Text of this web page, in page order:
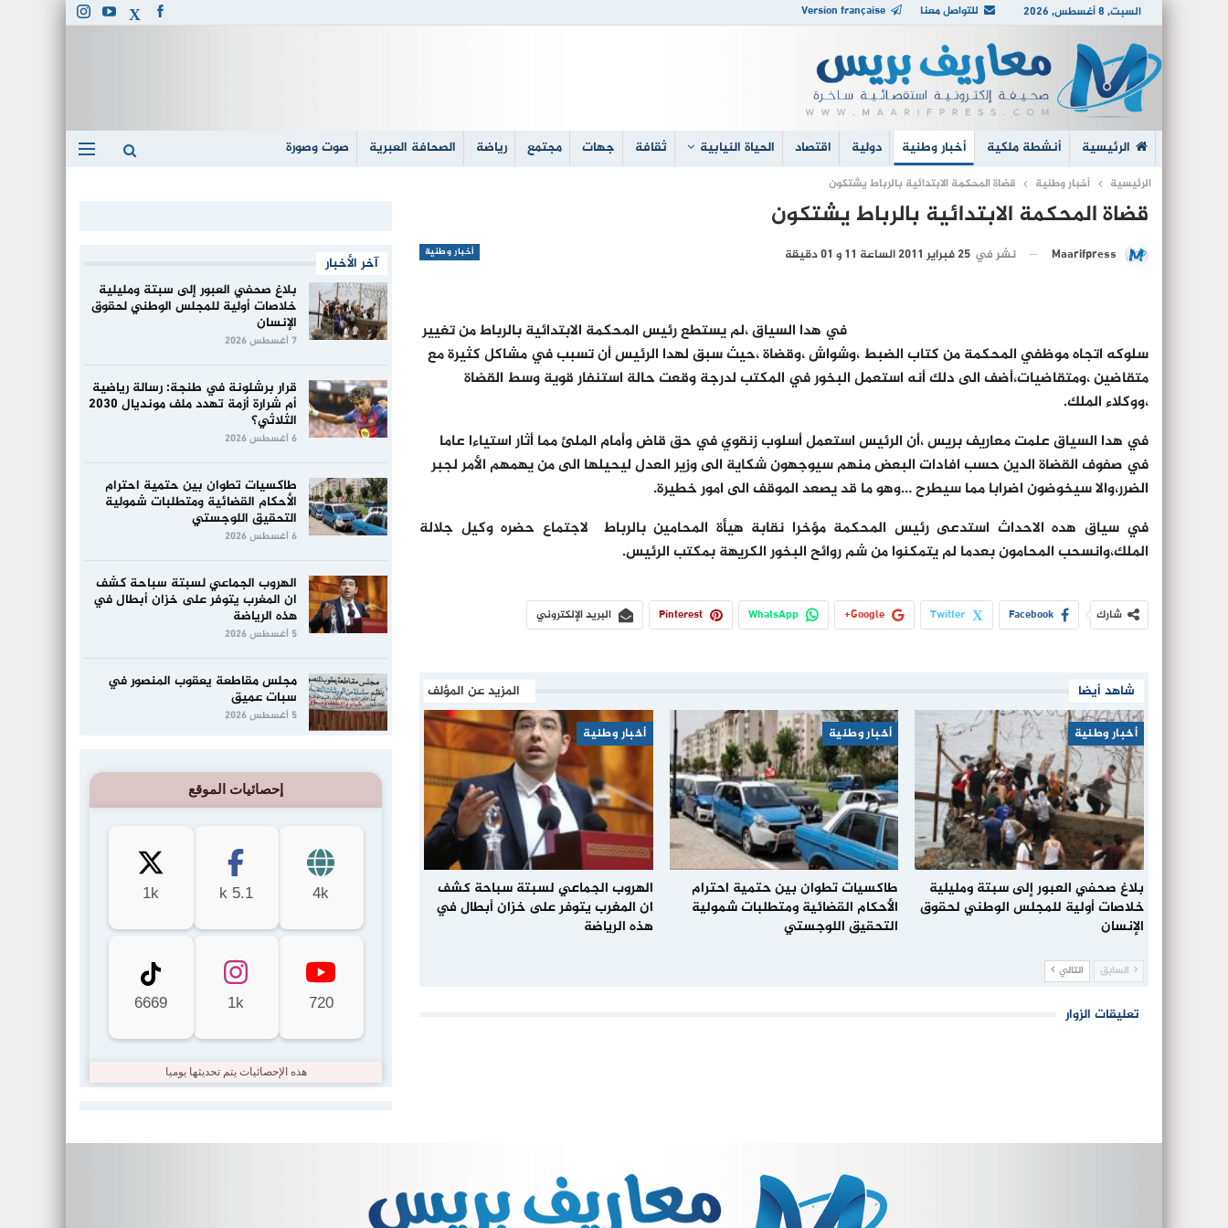
السبت, 8 أغسطس, 2026 للتواصل معنا Version française
الرئيسية أنشطة ملكية أخبار وطنية دولية اقتصاد الحياة النيابية ثقافة جهات مجتمع رياضة الصحافة العبرية صوت وصورة
الرئيسية أخبار وطنية قضاة المحكمة الابتدائية بالرباط يشتكون
قضاة المحكمة الابتدائية بالرباط يشتكون
أخبار وطنية Maarifpress نشر في 25 فبراير 2011 الساعة 11 و 01 دقيقة
في هدا السياق ،لم يستطع رئيس المحكمة الابتدائية بالرباط من تغيير
سلوكه اتجاه موظفي المحكمة من كتاب الضبط ،وشواش ،وقضاة ،حيث سبق لهدا الرئيس أن تسبب في مشاكل كثيرة مع
متقاضين ،ومتقاضيات،أضف الى دلك أنه استعمل البخور في المكتب لدرجة وقعت حالة استنفار قوية وسط القضاة
،ووكلاء الملك.
في هدا السياق علمت معاريف بريس ،أن الرئيس استعمل أسلوب زنقوي في حق قاض وأمام الملئ مما أثار استياءا عاما
في صفوف القضاة الدين حسب افادات البعض منهم سيوجهون شكاية الى وزير العدل ليحيلها الى من يهمهم الأمر لجبر
الضرر،والا سيخوضون اضرابا مما سيطرح …وهو ما قد يصعد الموقف الى امور خطيرة.
في سياق هده الاحداث استدعى رئيس المحكمة مؤخرا نقابة هيأة المحامين بالرباط لاجتماع حضره وكيل جلالة
الملك،وانسحب المحامون بعدما لم يتمكنوا من شم روائح البخور الكريهة بمكتب الرئيس.
شارك Facebook
Twitter
Google+
WhatsApp
Pinterest البريد الإلكتروني
شاهد أيضا المزيد عن المؤلف
أخبار وطنية
بلاغ صحفي العبور إلى سبتة ومليلية
خلاصات أولية للمجلس الوطني لحقوق
الإنسان
أخبار وطنية
طاكسيات تطوان بين حتمية احترام
الأحكام القضائية ومتطلبات شمولية
التحقيق اللوجستي
أخبار وطنية
الهروب الجماعي لسبتة سباحة كشف
ان المغرب يتوفر على خزان أبطال في
هذه الرياضة
السابق التالي
تعليقات الزوار
آخر الأخبار
بلاغ صحفي العبور إلى سبتة ومليلية
خلاصات أولية للمجلس الوطني لحقوق
الإنسان
7 أغسطس 2026
قرار برشلونة في طنجة: رسالة رياضية
أم شرارة أزمة تهدد ملف مونديال 2030
الثلاثي؟
6 أغسطس 2026
طاكسيات تطوان بين حتمية احترام
الأحكام القضائية ومتطلبات شمولية
التحقيق اللوجستي
6 أغسطس 2026
الهروب الجماعي لسبتة سباحة كشف
ان المغرب يتوفر على خزان أبطال في
هذه الرياضة
5 أغسطس 2026
مجلس مقاطعة يعقوب المنصور في
سبات عميق
5 أغسطس 2026
إحصائيات الموقع
4k
5.1 k
1k
720
1k
6669
هذه الإحصائيات يتم تحديثها يوميا